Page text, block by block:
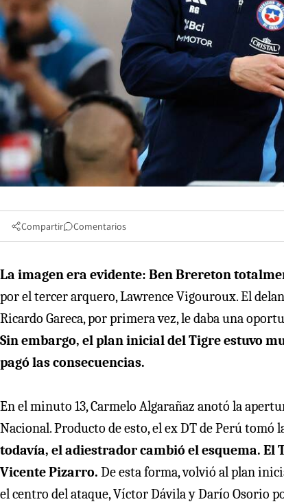
Compartir Comentarios
La imagen era evidente: Ben Brereton
por el tercer arquero, Lawrence Vigouroux. El
Ricardo Gareca, por primera vez, le daba una
Sin embargo, el plan inicial del Tigre estuvo
pagó las consecuencias.
En el minuto 13, Carmelo Algarañaz anotó la
Nacional. Producto de esto, el ex DT de Perú tomó
todavía, el adiestrador cambió el esquema. El
Vicente Pizarro. De esta forma, volvió al plan
el centro del ataque, Víctor Dávila y Darío Osorio